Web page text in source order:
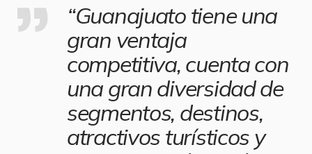
“Guanajuato tiene una
gran ventaja
competitiva, cuenta con
una gran diversidad de
segmentos, destinos,
atractivos turísticos y